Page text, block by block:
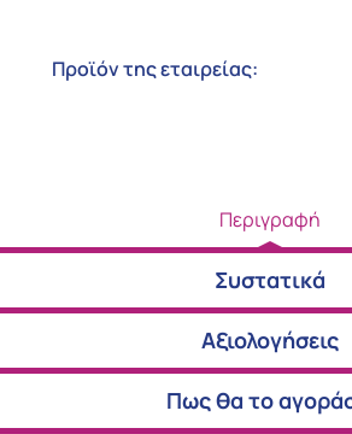
Προϊόν της εταιρείας:
Περιγραφή
Συστατικά
Αξιολογήσεις
Πως θα το